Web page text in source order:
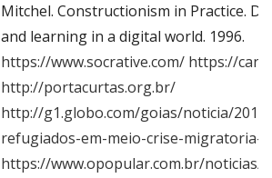
Mitchel. Constructionism in Practice.
and learning in a digital world. 1996.
https://www.socrative.com/ https://
http://portacurtas.org.br/
http://g1.globo.com/goias/noticia/
refugiados-em-meio-crise-migratoria-
https://www.opopular.com.br/noticias/